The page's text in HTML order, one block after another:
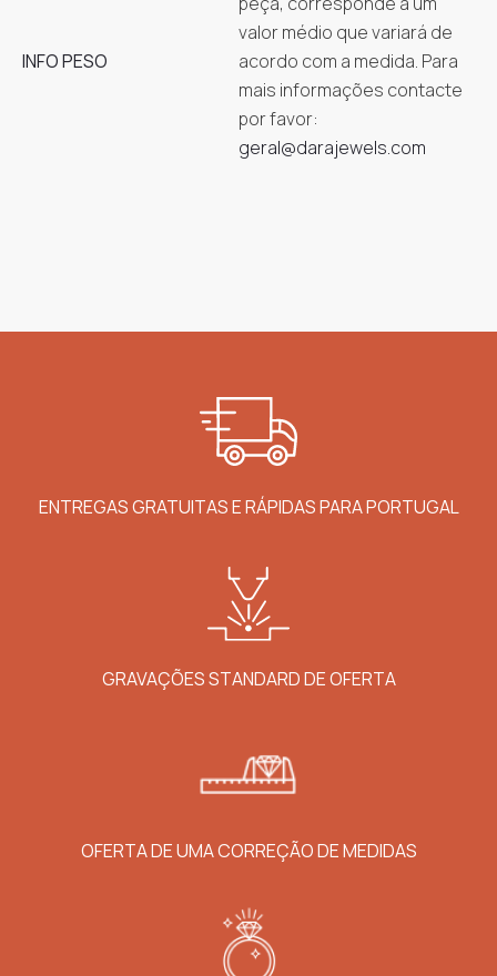
INFO PESO
valor médio que variará de
acordo com a medida. Para
mais informações contacte
por favor:
geral@darajewels.com
ENTREGAS GRATUITAS E RÁPIDAS PARA PORTUGAL
GRAVAÇÕES STANDARD DE OFERTA
OFERTA DE UMA CORREÇÃO DE MEDIDAS